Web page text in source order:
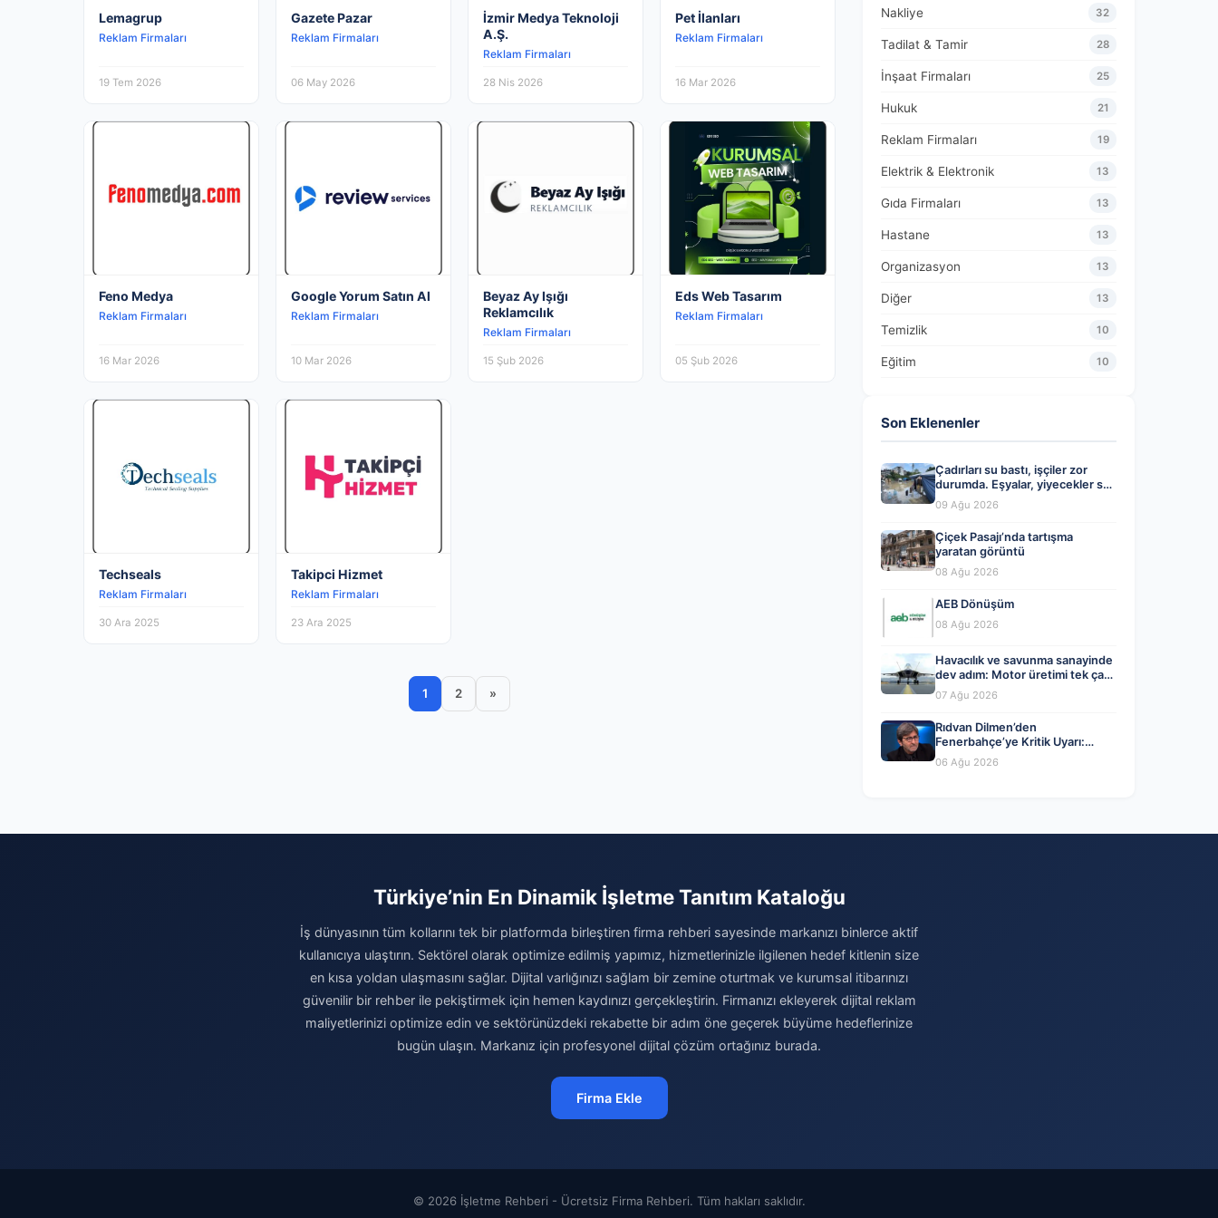
Lemagrup
Reklam Firmaları
19 Tem 2026
Gazete Pazar
Reklam Firmaları
06 May 2026
İzmir Medya Teknoloji
A.Ş.
Reklam Firmaları
28 Nis 2026
Pet İlanları
Reklam Firmaları
16 Mar 2026
Feno Medya
Reklam Firmaları
16 Mar 2026
Google Yorum Satın Al
Reklam Firmaları
10 Mar 2026
Beyaz Ay Işığı
Reklamcılık
Reklam Firmaları
15 Şub 2026
Eds Web Tasarım
Reklam Firmaları
05 Şub 2026
Techseals
Reklam Firmaları
30 Ara 2025
Takipci Hizmet
Reklam Firmaları
23 Ara 2025
1 2 »
Nakliye 32
Tadilat & Tamir 28
İnşaat Firmaları 25
Hukuk 21
Reklam Firmaları 19
Elektrik & Elektronik 13
Gıda Firmaları 13
Hastane 13
Organizasyon 13
Diğer 13
Temizlik 10
Eğitim 10
Son Eklenenler
Çadırları su bastı, işçiler zor
durumda. Eşyalar, yiyecekler su
altında kaldı
09 Ağu 2026
Çiçek Pasajı’nda tartışma
yaratan görüntü
08 Ağu 2026
AEB Dönüşüm
08 Ağu 2026
Havacılık ve savunma sanayinde
dev adım: Motor üretimi tek çatı
altında toplanıyor
07 Ağu 2026
Rıdvan Dilmen’den
Fenerbahçe’ye Kritik Uyarı:
Dikkatli Olmalısınız!
06 Ağu 2026
Türkiye’nin En Dinamik İşletme Tanıtım Kataloğu
İş dünyasının tüm kollarını tek bir platformda birleştiren firma rehberi sayesinde markanızı binlerce aktif
kullanıcıya ulaştırın. Sektörel olarak optimize edilmiş yapımız, hizmetlerinizle ilgilenen hedef kitlenin size
en kısa yoldan ulaşmasını sağlar. Dijital varlığınızı sağlam bir zemine oturtmak ve kurumsal itibarınızı
güvenilir bir rehber ile pekiştirmek için hemen kaydınızı gerçekleştirin. Firmanızı ekleyerek dijital reklam
maliyetlerinizi optimize edin ve sektörünüzdeki rekabette bir adım öne geçerek büyüme hedeflerinize
bugün ulaşın. Markanız için profesyonel dijital çözüm ortağınız burada.
Firma Ekle
© 2026 İşletme Rehberi - Ücretsiz Firma Rehberi. Tüm hakları saklıdır.